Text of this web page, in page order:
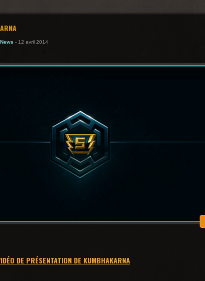
News - 12 avril 2014
DE PRÉSENTATION DE KUMBHAKARNA